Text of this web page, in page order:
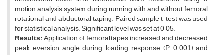
motion analysis system during running with and without femoral
rotational and abductoral taping. Paired sample t-test was used
for statistical analysis. Significant level was set at 0.05.
Results:Application of femoral tapes increased and decreased
peak eversion angle during loading response (P=0.001) and